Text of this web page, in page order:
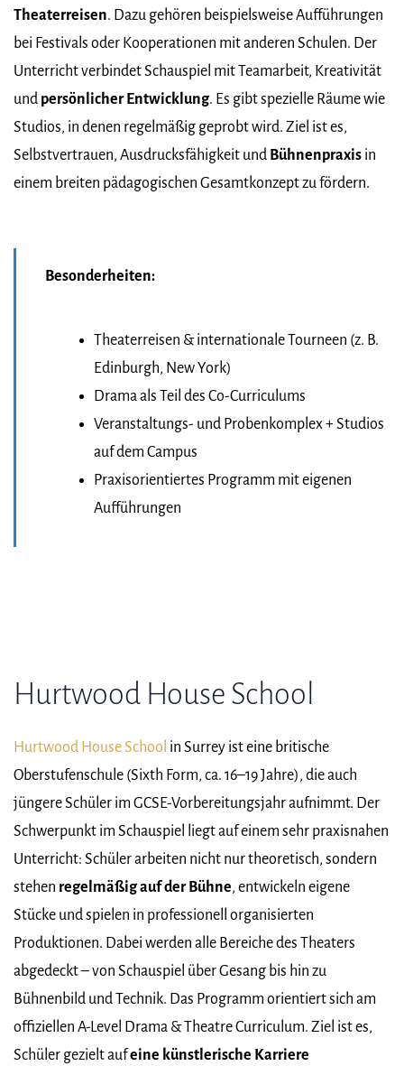
Theaterreisen. Dazu gehören beispielsweise Aufführungen
bei Festivals oder Kooperationen mit anderen Schulen. Der
Unterricht verbindet Schauspiel mit Teamarbeit, Kreativität
und persönlicher Entwicklung. Es gibt spezielle Räume wie
Studios, in denen regelmäßig geprobt wird. Ziel ist es,
Selbstvertrauen, Ausdrucksfähigkeit und Bühnenpraxis in
einem breiten pädagogischen Gesamtkonzept zu fördern.
Besonderheiten:
Theaterreisen & internationale Tourneen (z. B.
Edinburgh, New York)
Drama als Teil des Co-Curriculums
Veranstaltungs- und Probenkomplex + Studios
auf dem Campus
Praxisorientiertes Programm mit eigenen
Aufführungen
Hurtwood House School
Hurtwood House School in Surrey ist eine britische
Oberstufenschule (Sixth Form, ca. 16–19 Jahre), die auch
jüngere Schüler im GCSE-Vorbereitungsjahr aufnimmt. Der
Schwerpunkt im Schauspiel liegt auf einem sehr praxisnahen
Unterricht: Schüler arbeiten nicht nur theoretisch, sondern
stehen regelmäßig auf der Bühne, entwickeln eigene
Stücke und spielen in professionell organisierten
Produktionen. Dabei werden alle Bereiche des Theaters
abgedeckt – von Schauspiel über Gesang bis hin zu
Bühnenbild und Technik. Das Programm orientiert sich am
offiziellen A-Level Drama & Theatre Curriculum. Ziel ist es,
Schüler gezielt aufeine künstlerische Karriere